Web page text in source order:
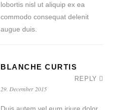
lobortis nisl ut aliquip ex ea
commodo consequat delenit
augue duis.
BLANCHE CURTIS
REPLY
29. December 2015